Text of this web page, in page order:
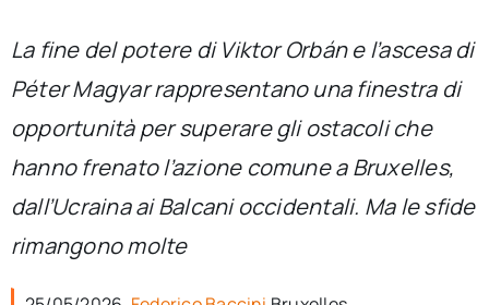
Chi siamo
per:
Newsletter
La fine del potere di Viktor Orbán e l’ascesa di
Péter Magyar rappresentano una finestra di
opportunità per superare gli ostacoli che
hanno frenato l’azione comune a Bruxelles,
dall’Ucraina ai Balcani occidentali. Ma le sfide
rimangono molte